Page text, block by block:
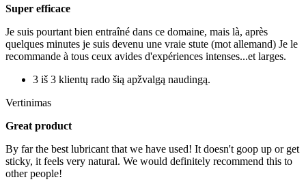
Super efficace
Je suis pourtant bien entraîné dans ce domaine, mais là, après
quelques minutes je suis devenu une vraie stute (mot allemand) Je le
recommande à tous ceux avides d'expériences intenses...et larges.
3 iš 3 klientų rado šią apžvalgą naudingą.
Vertinimas
Great product
By far the best lubricant that we have used! It doesn't goop up or get
sticky, it feels very natural. We would definitely recommend this to
other people!